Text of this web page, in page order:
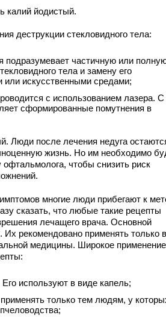
калий йодистый.
деструкции стекловидного тела:
подразумевает частичную или
тела и замену его
искусственными средами;
с использованием лазера. С
сформированные помутнения в
Люди после лечения недуга
жизнь. Но им необходимо
офтальмолога, чтобы снизить риск
многие люди прибегают к
сказать, что любые такие рецепты
лечащего врача. Основной
рекомендовано применять только в
медицины. Широкое применение
используют в виде капель;
только тем людям, у